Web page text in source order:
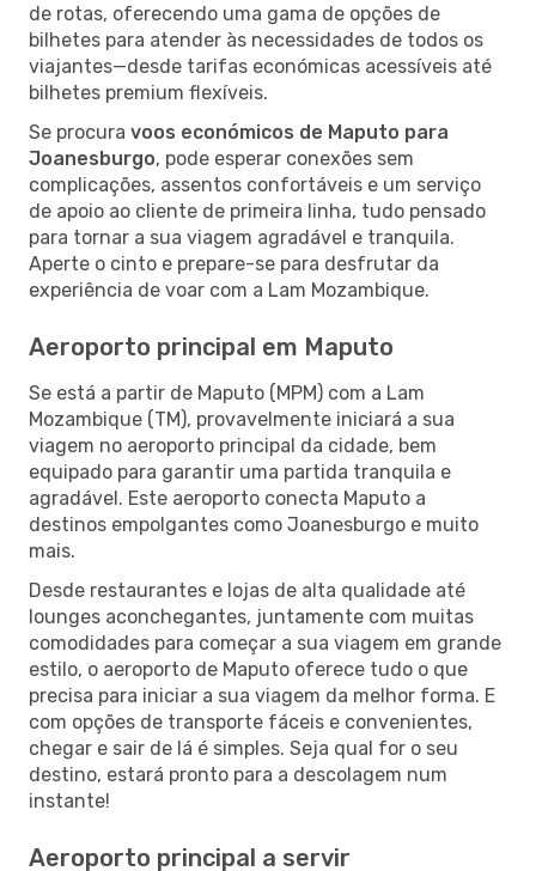
de rotas, oferecendo uma gama de opções de
bilhetes para atender às necessidades de todos os
viajantes—desde tarifas económicas acessíveis até
bilhetes premium flexíveis.
Se procura voos económicos de Maputo para
Joanesburgo, pode esperar conexões sem
complicações, assentos confortáveis e um serviço
de apoio ao cliente de primeira linha, tudo pensado
para tornar a sua viagem agradável e tranquila.
Aperte o cinto e prepare-se para desfrutar da
experiência de voar com a Lam Mozambique.
Aeroporto principal em Maputo
Se está a partir de Maputo (MPM) com a Lam
Mozambique (TM), provavelmente iniciará a sua
viagem no aeroporto principal da cidade, bem
equipado para garantir uma partida tranquila e
agradável. Este aeroporto conecta Maputo a
destinos empolgantes como Joanesburgo e muito
mais.
Desde restaurantes e lojas de alta qualidade até
lounges aconchegantes, juntamente com muitas
comodidades para começar a sua viagem em grande
estilo, o aeroporto de Maputo oferece tudo o que
precisa para iniciar a sua viagem da melhor forma. E
com opções de transporte fáceis e convenientes,
chegar e sair de lá é simples. Seja qual for o seu
destino, estará pronto para a descolagem num
instante!
Aeroporto principal a servir